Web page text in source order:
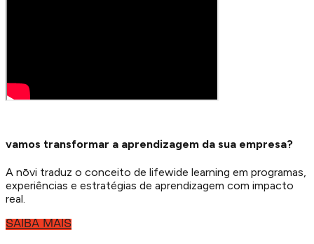
vamos transformar a aprendizagem da sua empresa?
A nōvi traduz o conceito de lifewide learning em programas,
experiências e estratégias de aprendizagem com impacto
real.
SAIBA MAIS